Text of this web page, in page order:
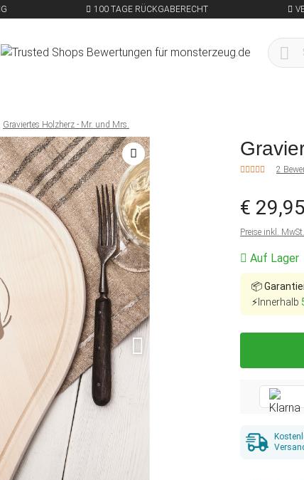
100 TAGE RÜCKGABERECHT
Graviertes Holzherz - Mr. und Mrs.
2
€ 29,95
Preise inkl.
Auf Lager
📦
⚡Innerhalb